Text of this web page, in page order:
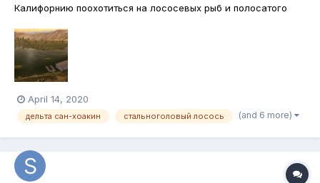
Калифорнию поохотиться на лососевых рыб и полосатого
спиннинговые и кастинговые снасти. Какие именно
использовать приманки - выбирайте сами! Соревнование
индивидуальное, потому что командн...
April 14, 2020
дельта сан-хоакин стальноголовый лосось (and 6 more)